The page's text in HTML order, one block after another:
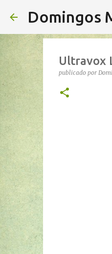
Domingos
Ultravox
publicado por